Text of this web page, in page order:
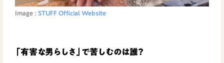
Image : STUFF Official Website
「有害な男らしさ」で苦しむのは誰？